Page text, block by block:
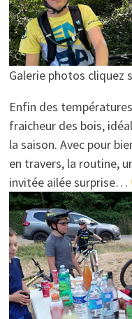
Galerie photos cliquez
Enfin des
fraicheur des bois,
la saison. Avec pour
en travers, la routine,
invitée ailée surprise…